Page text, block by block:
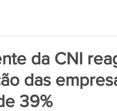
da CNI
das
39%